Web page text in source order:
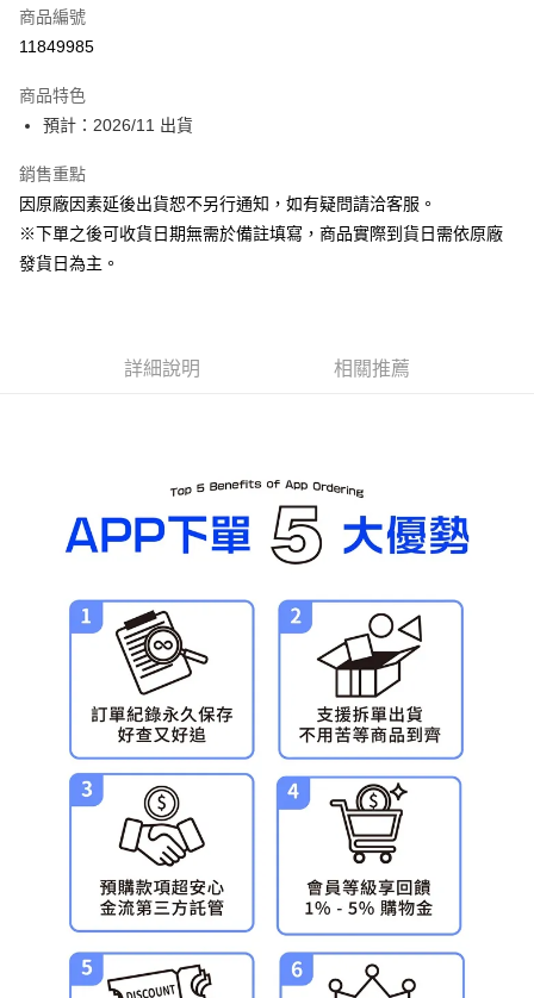
Apple Pay
運送方式
預購-宅配(舊)
每筆NT$120，滿NT$3,000(含以上)免運費
商品編號
11849985
商品特色
預計：2026/11 出貨
銷售重點
因原廠因素延後出貨恕不另行通知，如有疑問請洽客服。
※下單之後可收貨日期無需於備註填寫，商品實際到貨日需依原廠
發貨日為主。
詳細說明 相關推薦